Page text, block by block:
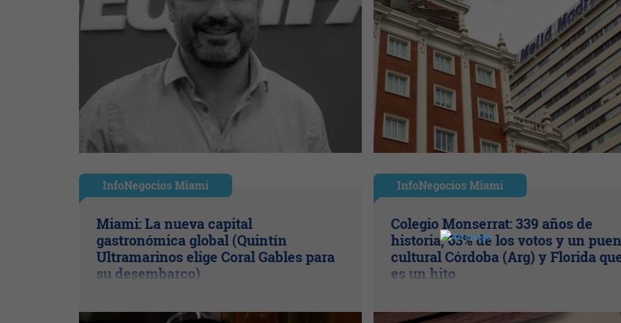
InfoNegocios Miami
Miami: La nueva capital
gastronómica global (Quintín
Ultramarinos elige Coral Gables para
su desembarco)
InfoNegocios Miami
Colegio Monserrat: 339 años de
historia, 63% de los votos y un
cultural Córdoba (Arg) y Florida
es un hito